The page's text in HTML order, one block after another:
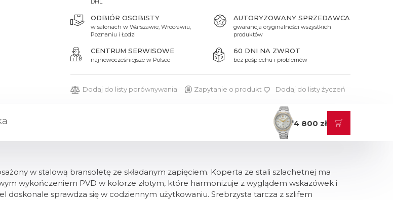
DHL
ODBIÓR OSOBISTY
w salonach w Warszawie, Wrocławiu,
Poznaniu i Łodzi
AUTORYZOWANY SPRZEDAWCA
gwarancja oryginalności wszystkich
produktów
CENTRUM SERWISOWE
najnowocześniejsze w Polsce
60 DNI NA ZWROT
bez pośpiechu i problemów
Dodaj do listy porównywania Zapytanie o produkt Dodaj do listy życzeń
4 800 zł
w stalową bransoletę ze składanym zapięciem. Koperta ze stali szlachetnej ma
wykończeniem PVD w kolorze złotym, które harmonizuje z wyglądem wskazówek i
sprawdza się w codziennym użytkowaniu. Srebrzysta tarcza z szlifem